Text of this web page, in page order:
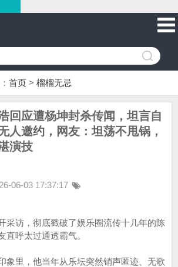
首页 > 榴榴无忌
回应遭杨坤封杀传闻，坦言自
人邀约，网友：坦荡不甩锅，
演技
06-03 17:37:17
采访，彻底戳破了娱乐圈流传十几年的陈
直呼太过通透霸气。
象里，他当年从乐坛突然销声匿迹、无歌